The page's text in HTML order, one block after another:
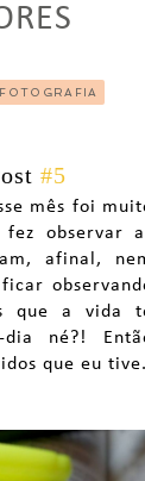
FOTOGRAFIA
#5
mês foi
observar
afinal,
que a vida
dia né?!
que eu